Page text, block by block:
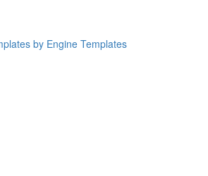
by Engine Templates